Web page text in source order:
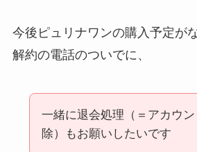
今後ピュリナワンの購入予定が
解約の電話のついでに、
一緒に退会処理（＝アカウン
除）もお願いしたいです